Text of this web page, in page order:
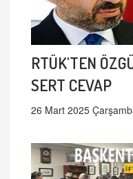
RTÜK'TEN
SERT CEVAP
26 Mart 2025